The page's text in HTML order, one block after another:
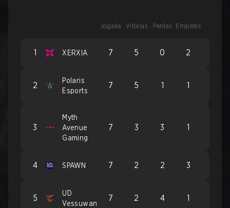
Jogada Vitórias Perdas Empates
1 XERXIA 7 5 0 2
2
Polaris
Esports
7 5 1 1
3
Myth
Avenue
Gaming
7 3 3 1
4 SPAWN 7 2 2 3
5
UD
Vessuwan
7 2 4 1